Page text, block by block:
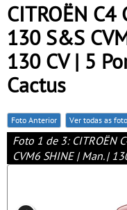
CITROËN C4
130 S&S
130 CV | 5
Cactus
Foto Anterior Ver todas as
Foto 1 de 3: CITROËN
CVM6 SHINE | Man. |